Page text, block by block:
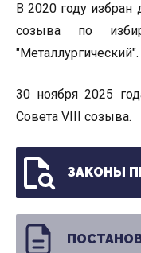
В 2020 году избран
созыва по
"Металлургический".
30 ноября 2025
Совета VIII созыва.
ЗАКОНЫ